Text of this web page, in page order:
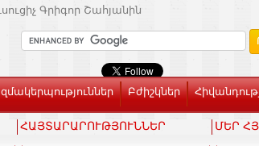
Գրիգոր Շահյանին
Բժիշկներ
ՀԱՅՏԱՐԱՐՈՒԹՅՈՒՆՆԵՐ ՄԵՐ